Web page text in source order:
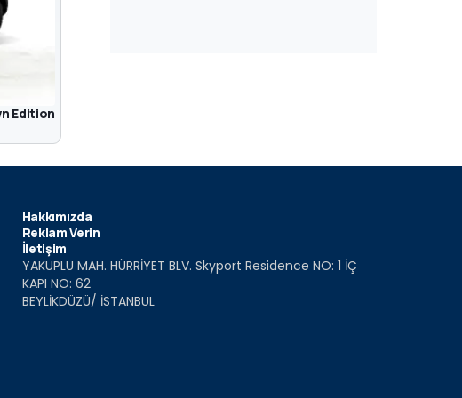
Edition
Hakkımızda
Reklam Verin
İletişim
YAKUPLU MAH. HÜRRİYET BLV. Skyport Residence NO: 1 İÇ
KAPI NO: 62
BEYLİKDÜZÜ/ İSTANBUL